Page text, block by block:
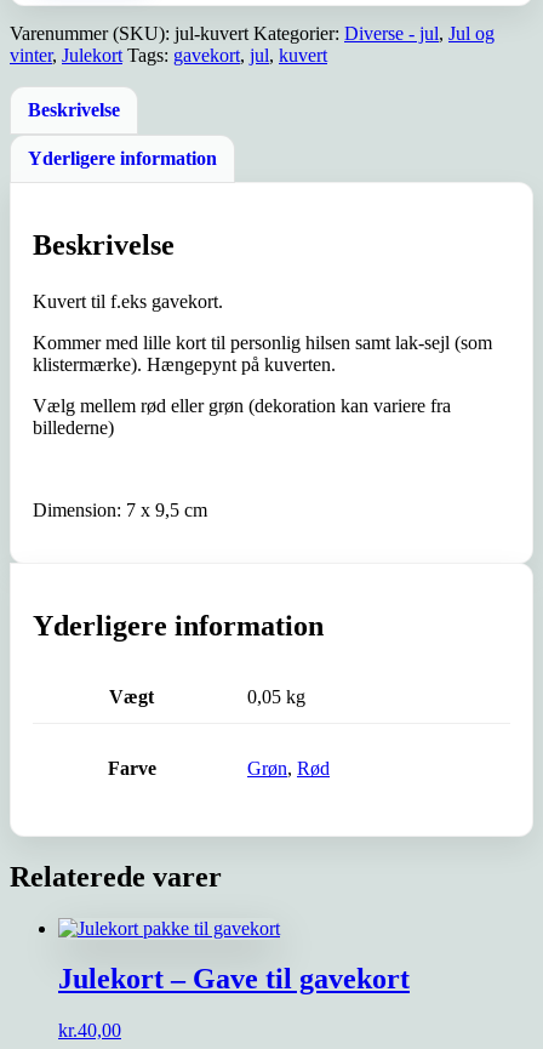
antal
Varenummer (SKU): jul-kuvert Kategorier: Diverse - jul, Jul og
vinter, Julekort Tags: gavekort, jul, kuvert
Beskrivelse
Yderligere information
Beskrivelse
Kuvert til f.eks gavekort.
Kommer med lille kort til personlig hilsen samt lak-sejl (som
klistermærke). Hængepynt på kuverten.
Vælg mellem rød eller grøn (dekoration kan variere fra
billederne)
Dimension: 7 x 9,5 cm
Yderligere information
Vægt 0,05 kg
Farve Grøn, Rød
Relaterede varer
Julekort – Gave til gavekort
kr.40,00